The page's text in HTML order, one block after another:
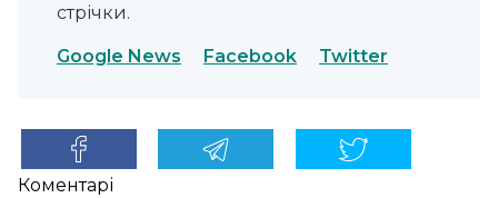
стрічки.
Google News Facebook Twitter
Коментарі